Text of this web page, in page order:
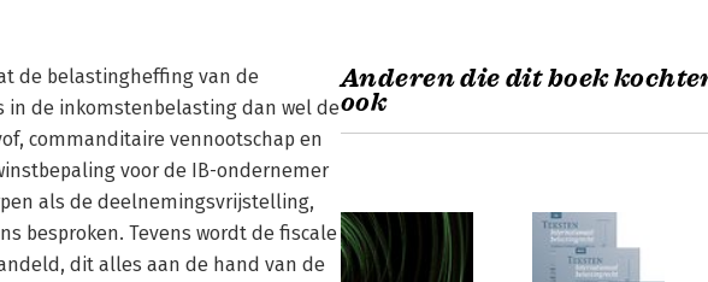
de belastingheffing van de
de inkomstenbelasting dan wel de
commanditaire vennootschap en
voor de IB-ondernemer
als de deelnemingsvrijstelling,
besproken. Tevens wordt de fiscale
dit alles aan de hand van de
Anderen die dit boek
ook